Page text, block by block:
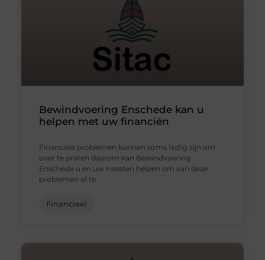
Bewindvoering Enschede kan u
helpen met uw financiën
Financiële problemen kunnen soms lastig zijn om
over te praten daarom kan Bewindvoering
Enschede u en uw naasten helpen om van deze
problemen af te
Financieel